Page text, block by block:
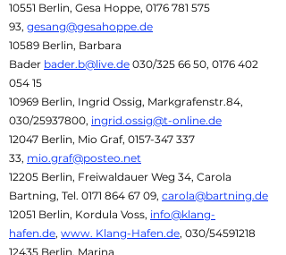
10551 Berlin, Gesa Hoppe, 0176 781 575
93, gesang@gesahoppe.de
10589 Berlin, Barbara
Bader bader.b@live.de 030/325 66 50, 0176 402
054 15
10969 Berlin, Ingrid Ossig, Markgrafenstr.84,
030/25937800, ingrid.ossig@t-online.de
12047 Berlin, Mio Graf, 0157-347 337
33, mio.graf@posteo.net
12205 Berlin, Freiwaldauer Weg 34, Carola
Bartning, Tel. 0171 864 67 09, carola@bartning.de
12051 Berlin, Kordula Voss, info@klang-
hafen.de, www. Klang-Hafen.de, 030/54591218
12435 Berlin, Marina